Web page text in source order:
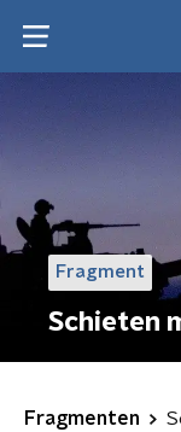
Fragment
Schieten
Fragmenten